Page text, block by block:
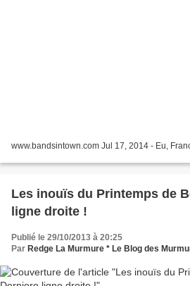
www.bandsintown.com Jul 17, 2014 - Eu,
Les inouïs du Printemps de
ligne droite !
Publié le 29/10/2013 à 20:25
Par Redge La Murmure * Le Blog des